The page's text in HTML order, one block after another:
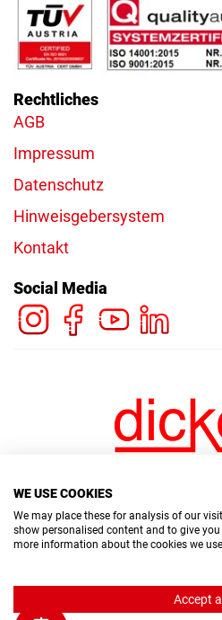
Rechtliches
AGB
Impressum
Datenschutz
Hinweisgebersystem
Kontakt
Social Media
© Copyright Dickert
Hinweisgebersystem
WE USE COOKIES
We may place these for analysis of our
show personalised content and to give
more information about the cookies we
Accept all